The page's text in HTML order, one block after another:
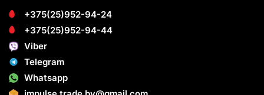
+375(25)952-94-24
+375(25)952-94-44
Viber
Telegram
Whatsapp